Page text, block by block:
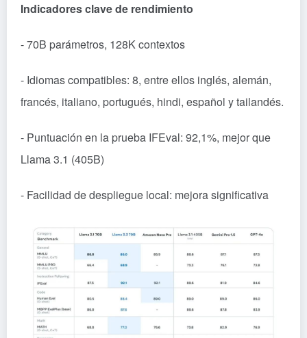
Indicadores clave de rendimiento
- 70B parámetros, 128K contextos
- Idiomas compatibles: 8, entre ellos inglés, alemán,
francés, italiano, portugués, hindi, español y tailandés.
- Puntuación en la prueba IFEval: 92,1%, mejor que
Llama 3.1 (405B)
- Facilidad de despliegue local: mejora significativa